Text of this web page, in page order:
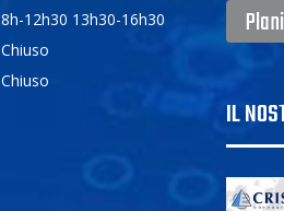
8h-12h30 13h30-16h30
Chiuso
Chiuso
IL